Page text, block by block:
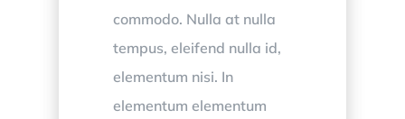
commodo. Nulla at nulla
tempus, eleifend nulla id,
elementum nisi. In
elementum elementum